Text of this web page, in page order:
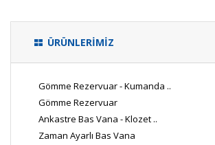
ÜRÜNLERİMİZ
Gömme Rezervuar - Kumanda ..
Gömme Rezervuar
Ankastre Bas Vana - Klozet ..
Zaman Ayarlı Bas Vana